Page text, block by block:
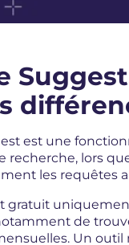
est une
recherche, lors
les requêtes
gratuit
de
Un